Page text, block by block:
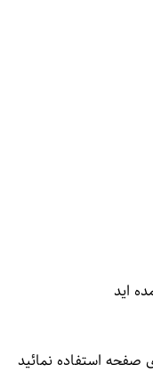
اید
صفحه استفاده نمائید